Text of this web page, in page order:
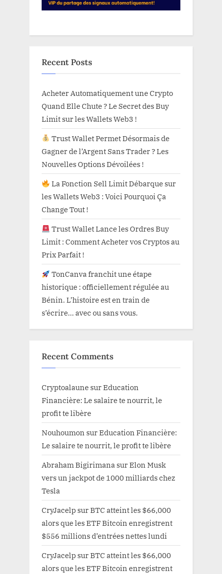
Recent Posts
Acheter Automatiquement une Crypto
Quand Elle Chute ? Le Secret des Buy
Limit sur les Wallets Web3 !
Trust Wallet Permet Désormais de
Gagner de l’Argent Sans Trader ? Les
Nouvelles Options Dévoilées !
La Fonction Sell Limit Débarque sur
les Wallets Web3 : Voici Pourquoi Ça
Change Tout !
Trust Wallet Lance les Ordres Buy
Limit : Comment Acheter vos Cryptos au
Prix Parfait !
TonCanva franchit une étape
historique : officiellement régulée au
Bénin. L’histoire est en train de
s’écrire… avec ou sans vous.
Recent Comments
Cryptoalaune surEducation
Financière: Le salaire te nourrit, le
profit te libère
Nouhoumon surEducation Financière:
Le salaire te nourrit, le profit te libère
Abraham Bigirimana surElon Musk
vers un jackpot de 1000 milliards chez
Tesla
CryJacelp surBTC atteint les $66,000
alors que les ETF Bitcoin enregistrent
$556 millions d’entrées nettes lundi
CryJacelp surBTC atteint les $66,000
alors que les ETF Bitcoin enregistrent